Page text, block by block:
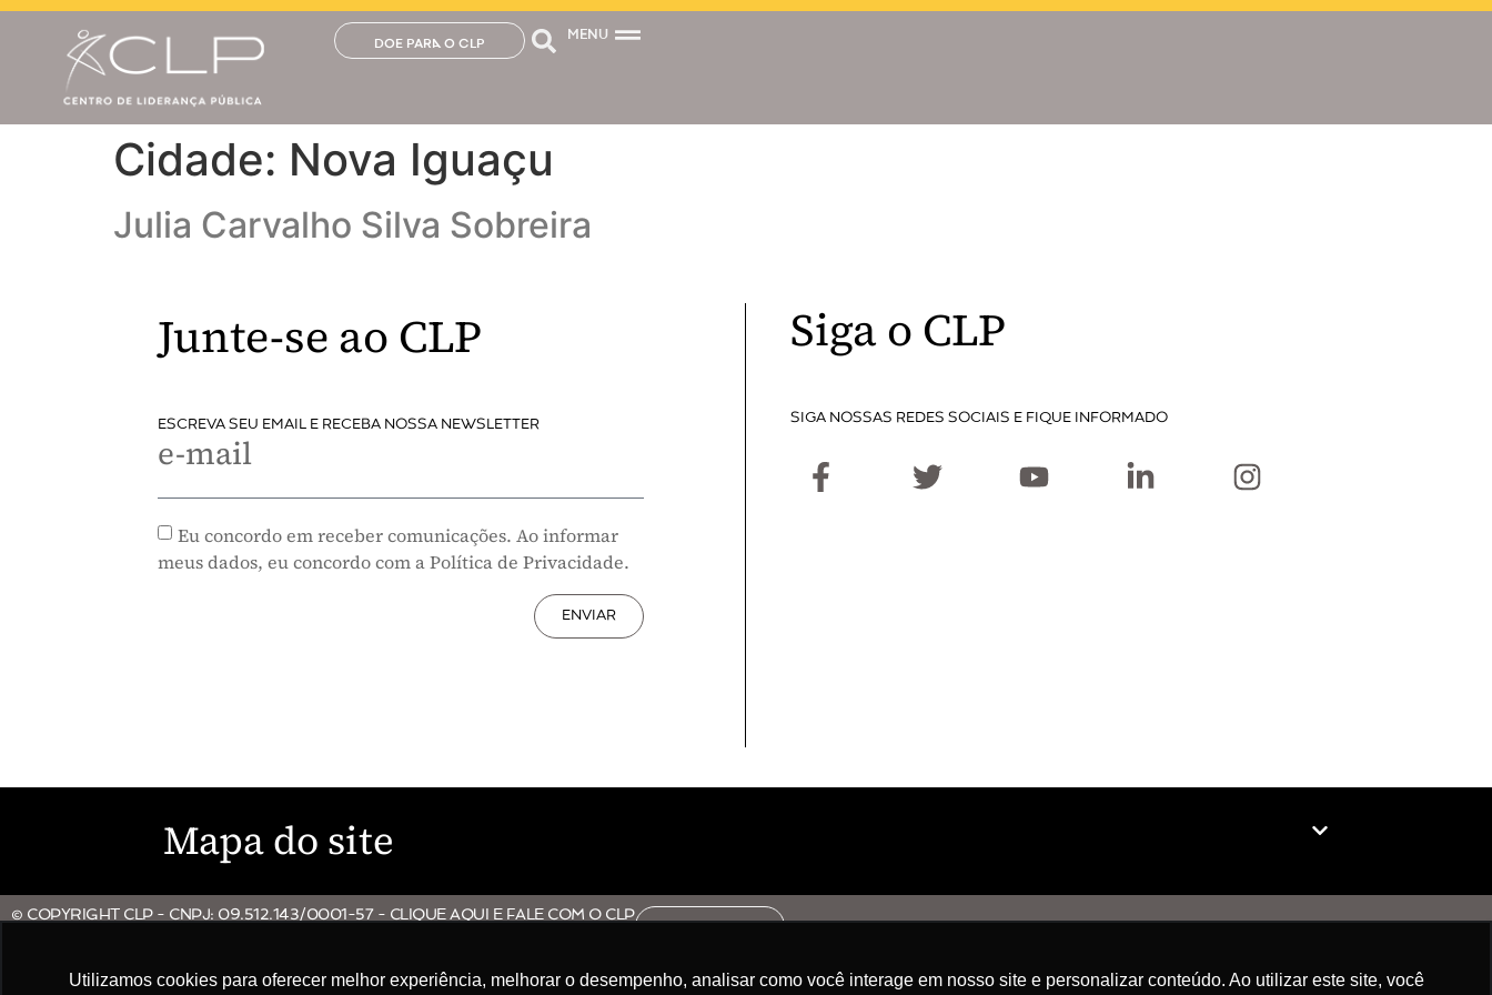
Utilizamos cookies para oferecer melhor experiência, melhorar o desempenho, analisar como você interage em nosso site e personalizar conteúdo. Ao utilizar este site, você
DOE PARA O CLP
MENU
Cidade: Nova Iguaçu
Julia Carvalho Silva Sobreira
Junte-se ao CLP
ESCREVA SEU EMAIL E RECEBA NOSSA NEWSLETTER
e-mail
Eu concordo em receber comunicações. Ao informar
meus dados, eu concordo com a Política de Privacidade.
ENVIAR
Siga o CLP
SIGA NOSSAS REDES SOCIAIS E FIQUE INFORMADO
Mapa do site
© COPYRIGHT CLP - CNPJ: 09.512.143/0001-57 - CLIQUE AQUI E FALE COM O CLP